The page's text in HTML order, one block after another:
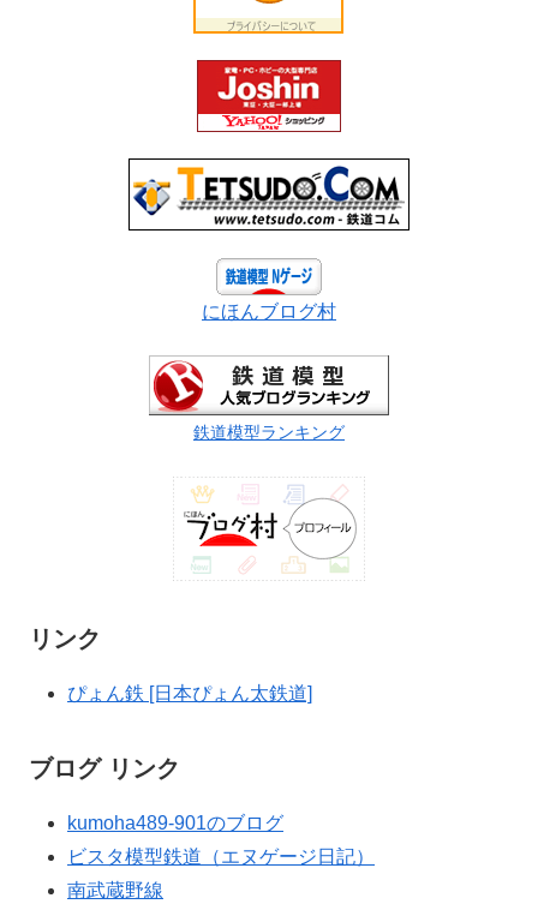
にほんブログ村
鉄道模型ランキング
リンク
ぴょん鉄 [日本ぴょん太鉄道]
ブログ リンク
kumoha489-901のブログ
ビスタ模型鉄道（エヌゲージ日記）
南武蔵野線